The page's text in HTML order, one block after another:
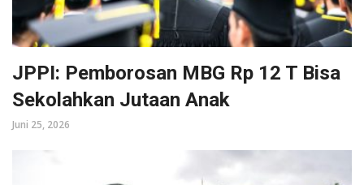
JPPI: Pemborosan MBG Rp 12 T Bisa
Sekolahkan Jutaan Anak
Juni 25, 2026